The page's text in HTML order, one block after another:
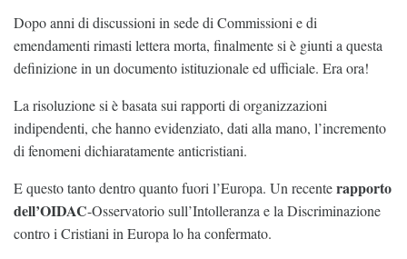
Dopo anni di discussioni in sede di Commissioni e di
emendamenti rimasti lettera morta, finalmente si è giunti a questa
definizione in un documento istituzionale ed ufficiale. Era ora!
La risoluzione si è basata sui rapporti di organizzazioni
indipendenti, che hanno evidenziato, dati alla mano, l’incremento
di fenomeni dichiaratamente anticristiani.
E questo tanto dentro quanto fuori l’Europa. Un recenterapporto
dell’OIDAC-Osservatorio sull’Intolleranza e la Discriminazione
contro i Cristiani in Europa lo ha confermato.